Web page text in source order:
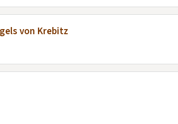
von Krebitz